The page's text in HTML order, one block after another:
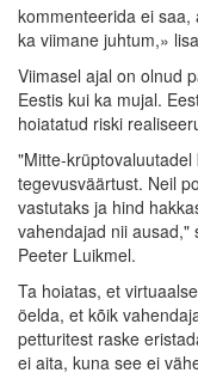
kommenteerida ei
ka viimane juhtum,»
Viimasel ajal on olnud
Eestis kui ka mujal.
hoiatatud riski
"Mitte-
tegevusväärtust. Neil
vastutaks ja hind
vahendajad nii ausad,"
Peeter Luikmel.
Ta hoiatas, et
öelda, et kõik
petturitest raske
ei aita, kuna see ei